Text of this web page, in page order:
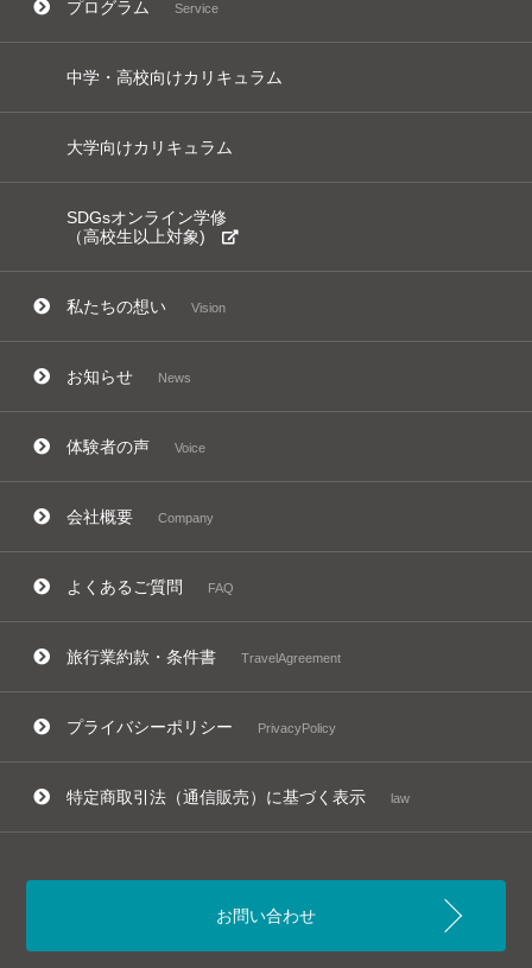
プログラム Service
中学・高校向けカリキュラム
大学向けカリキュラム
SDGsオンライン学修
（高校生以上対象)
私たちの想い Vision
お知らせ News
体験者の声 Voice
会社概要 Company
よくあるご質問 FAQ
旅行業約款・条件書 TravelAgreement
プライバシーポリシー PrivacyPolicy
特定商取引法（通信販売）に基づく表示 law
お問い合わせ